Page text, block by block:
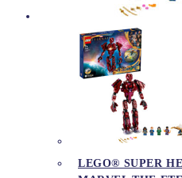
LEGO® SUPER